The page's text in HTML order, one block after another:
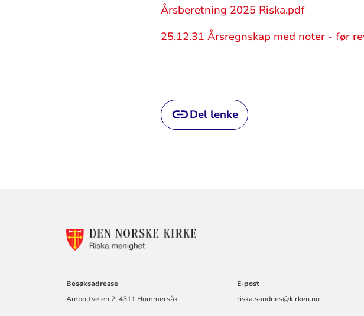
Årsberetning 2025 Riska.pdf
25.12.31 Årsregnskap med noter - før
Del lenke
KONTAKTINFORMASJON
Besøksadresse
Amboltveien 2, 4311 Hommersåk
E-post
riska.sandnes@kirken.no